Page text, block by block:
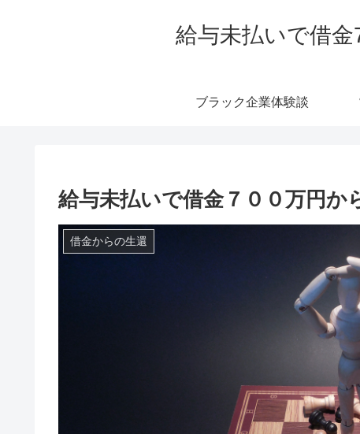
給与未払いで借
ブラック企業体験談
給与未払いで借金７００万円か
借金からの生還